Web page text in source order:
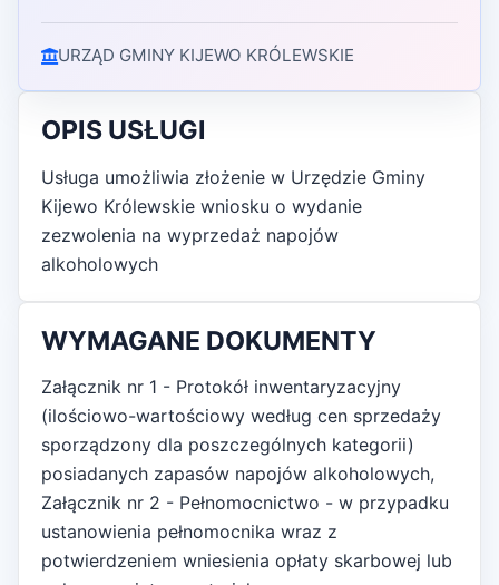
URZĄD GMINY KIJEWO KRÓLEWSKIE
OPIS USŁUGI
Usługa umożliwia złożenie w Urzędzie Gminy
Kijewo Królewskie wniosku o wydanie
zezwolenia na wyprzedaż napojów
alkoholowych
WYMAGANE DOKUMENTY
Załącznik nr 1 - Protokół inwentaryzacyjny
(ilościowo-wartościowy według cen sprzedaży
sporządzony dla poszczególnych kategorii)
posiadanych zapasów napojów alkoholowych,
Załącznik nr 2 - Pełnomocnictwo - w przypadku
ustanowienia pełnomocnika wraz z
potwierdzeniem wniesienia opłaty skarbowej lub